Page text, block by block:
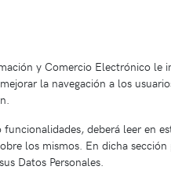
y Comercio Electrónico le
la navegación a los
deberá leer en
los mismos. En dicha
Datos Personales.